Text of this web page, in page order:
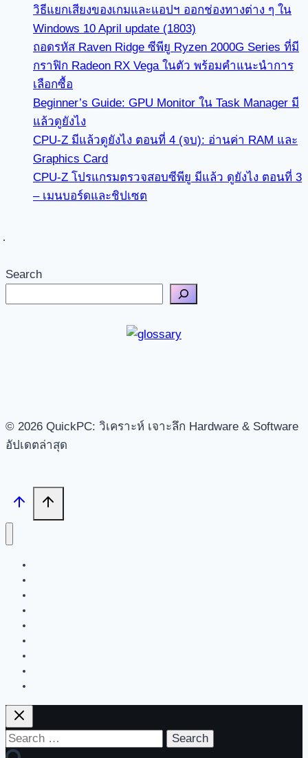
วิธีแยกเสียงของเกมและแอปฯ ออกช่องทางต่าง ๆ ใน
Windows 10 April update (1803)
ถอดรหัส Raven Ridge ซีพียู Ryzen 2000G Series ที่มี
กราฟิก Radeon RX Vega ในตัว พร้อมคำแนะนำการ
เลือกซื้อ
Beginner’s Guide: GPU Monitor ใน Task Manager มี
แล้วดูยังไง
CPU-Z มีแล้วดูยังไง ตอนที่ 4 (จบ): อ่านค่า RAM และ
Graphics Card
CPU-Z โปรแกรมตรวจสอบซีพียู มีแล้ว ดูยังไง ตอนที่ 3
– เมนบอร์ดและชิปเซต
Search
© 2026 QuickPC: วิเคราะห์ เจาะลึก Hardware & Software
อัปเดตล่าสุด
Search